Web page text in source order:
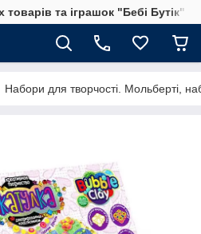
товарів та іграшок "Бебі Бутік"
Набори для творчості. Мольберті,